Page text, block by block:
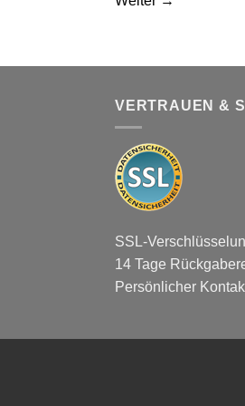
VERTRAUEN &
SSL-
14 Tage
Persönlicher